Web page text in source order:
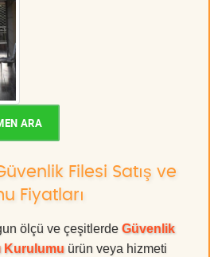
ARA
Filesi Satış ve
Fiyatları
ölçü ve çeşitlerde Güvenlik
Kurulumu ürün veya hizmeti